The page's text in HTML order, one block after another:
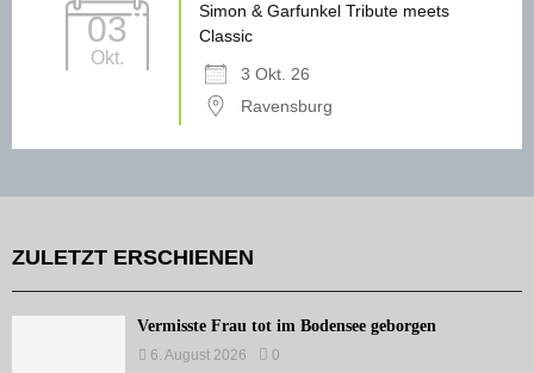
03
Okt.
Simon & Garfunkel Tribute meets
Classic
3 Okt. 26
Ravensburg
ZULETZT ERSCHIENEN
Vermisste Frau tot im Bodensee geborgen
6. August 2026 0